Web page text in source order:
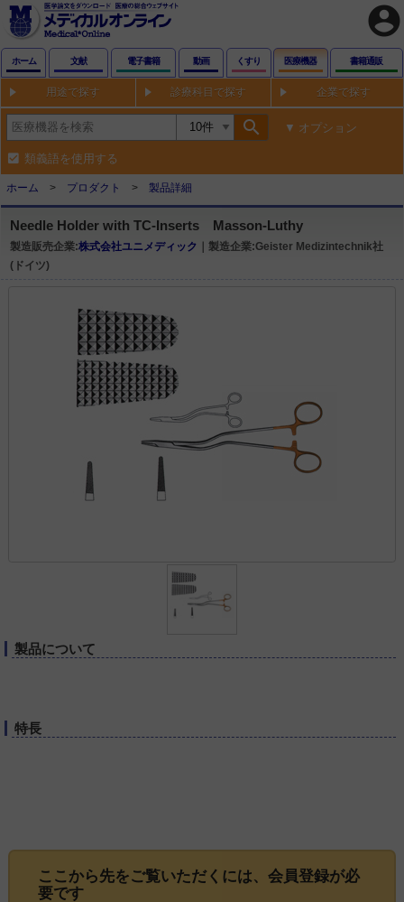
account_circle
ホーム 文献 電子書籍 動画 くすり 医療機器 書籍通販
用途で探す 診療科目で探す 企業で探す
search オプション
類義語を使用する
ホーム プロダクト 製品詳細
Needle Holder with TC-Inserts Masson-Luthy
製造販売企業:株式会社ユニメディック ｜製造企業:Geister Medizintechnik社
(ドイツ)
製品について
特長
ここから先をご覧いただくには、 会員登録が必
要です